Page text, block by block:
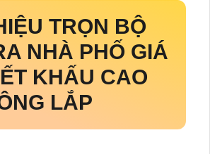
TRỌN BỘ
NHÀ PHỐ GIÁ
KHẤU CAO
LẮP